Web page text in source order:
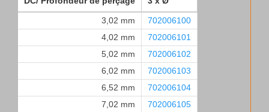
3,02 mm
702006100
4,02 mm
702006101
5,02 mm
702006102
6,02 mm
702006103
6,52 mm
702006104
7,02 mm
702006105